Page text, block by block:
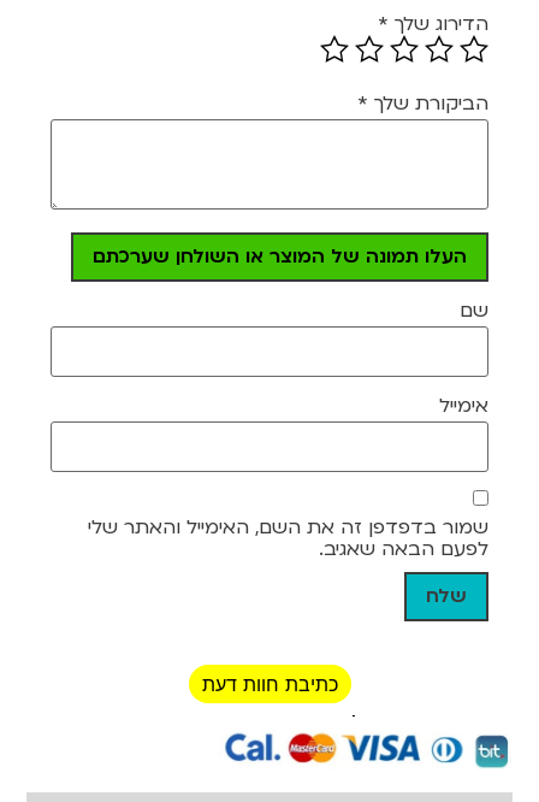
הדירוג שלך *
הביקורת שלך *
העלו תמונה של המוצר או השולחן שערכתם
שם
אימייל
שמור בדפדפן זה את השם, האימייל והאתר שלי
לפעם הבאה שאגיב.
כתיבת חוות דעת
רכישה מאובטחת!